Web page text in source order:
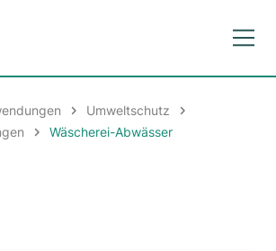
Umweltschutz
Wäscherei-Abwässer